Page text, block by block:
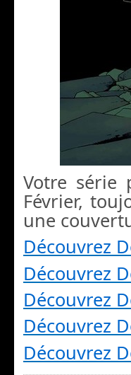
Votre série
Février,
une
Découvrez
Découvrez
Découvrez
Découvrez
Découvrez